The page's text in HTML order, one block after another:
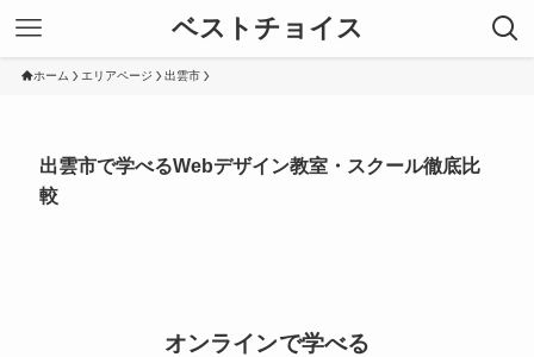
ベストチョイス
ホーム エリアページ 出雲市
出雲市で学べるWebデザイン教室・スクール徹底比
較
オンラインで学べる